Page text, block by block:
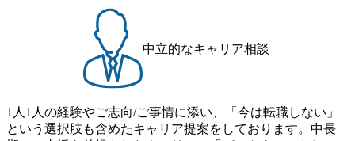
できる 2026年8月21日(金) 19:30〜21:30 (19:20開場) 2026年8
月12日(水) 16:00 ※参加状況によっては抽選とさせていただ
く可能性がございます。 このたび、ファーム経験者の方を
対象にした懇親会形式の採用イベント「サロンイベント」
を開催いたします。 カジュアルな場で現場社員と直接交流
できる機会ですので、ぜひご参加ください。 当日はXspear
Consulting代表取締役の早田とMDやその他現場社員が複数
名参加する予定です！ ●費用 : 無料 虎ノ門ヒルズ付近 ※詳
ンスも大きい。 代表インタビュー https://note.com/dirbato/n/n0
a040c36b128 Forbes JAPAN BrandVoice Studio 「使命はテクノ
ロジーで企業の可能性を引き出すこと。日本に求められるI
Tコンサルタントという伴走者」 https://forbesjapan.com/article
s/detail/67452 Forbes JAPAN BrandVoice Studio 「コンサル業
界におけるIT人材価値再興。Dirbatoの最前線パートナーが
切り開くテクノロジーの変革」 https://forbesjapan.com/articles/
preview/68657?preview=TAI1oir8Coe5Df3zuZhtd24YfH72/Zzdm
中立的なキャリア相談
1人1人の経験やご志向/ご事情に添い、「今は転職しない」
という選択肢も含めたキャリア提案をしております。中長